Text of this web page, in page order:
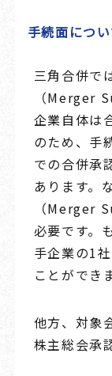
手続面につい
三角合併で
（Merger
企業自体は
のため、手
での合併承
あります。
（Merger
必要です。
手企業の1
ことができ
他方、対象
株主総会承